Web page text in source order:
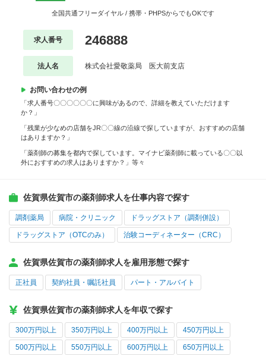
全国共通フリーダイヤル / 携帯・PHPSからでもOKです
求人番号 246888
法人名 株式会社愛敬薬局 医大前支店
お問い合わせの例
「求人番号〇〇〇〇〇〇に興味があるので、詳細を教えていただけます
か？」
「残業が少なめの店舗をJR〇〇線の沿線で探していますが、おすすめの店舗
はありますか？」
「薬剤師の募集を都内で探しています。マイナビ薬剤師に載っている〇〇以
外におすすめの求人はありますか？」等々
佐賀県佐賀市の薬剤師求人を仕事内容で探す
調剤薬局 病院・クリニック ドラッグストア（調剤併設）
ドラッグストア（OTCのみ） 治験コーディネーター（CRC）
佐賀県佐賀市の薬剤師求人を雇用形態で探す
正社員 契約社員・嘱託社員 パート・アルバイト
佐賀県佐賀市の薬剤師求人を年収で探す
300万円以上 350万円以上 400万円以上 450万円以上
500万円以上 550万円以上 600万円以上 650万円以上